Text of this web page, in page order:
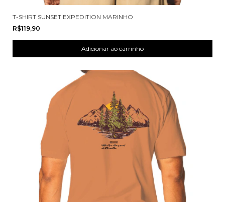
T-SHIRT SUNSET EXPEDITION MARINHO
R$119,90